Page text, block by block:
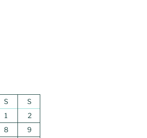
S
S
1
2
8
9